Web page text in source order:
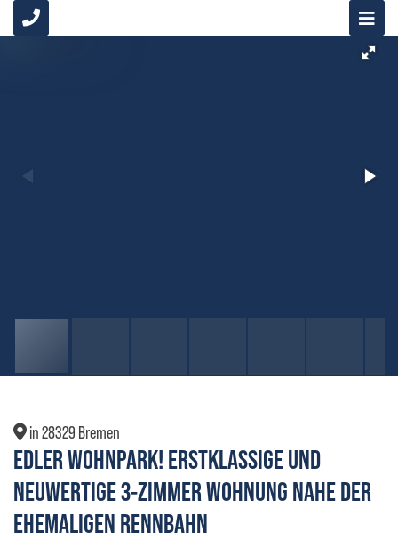
in 28329 Bremen
EDLER WOHNPARK! ERSTKLASSIGE UND
NEUWERTIGE 3-ZIMMER WOHNUNG NAHE DER
EHEMALIGEN RENNBAHN